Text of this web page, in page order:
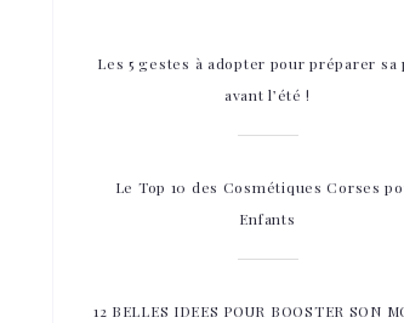
Les 5 gestes à adopter pour préparer sa
avant l’été !
Le Top 10 des Cosmétiques Corses
Enfants
12 BELLES IDEES POUR BOOSTER SON